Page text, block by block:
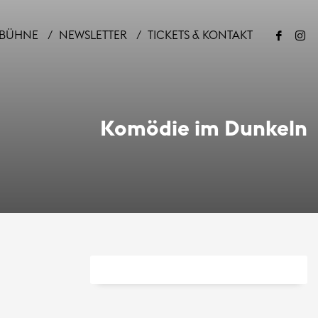
BÜHNE NEWSLETTER TICKETS & KONTAKT
Komödie im Dunkeln